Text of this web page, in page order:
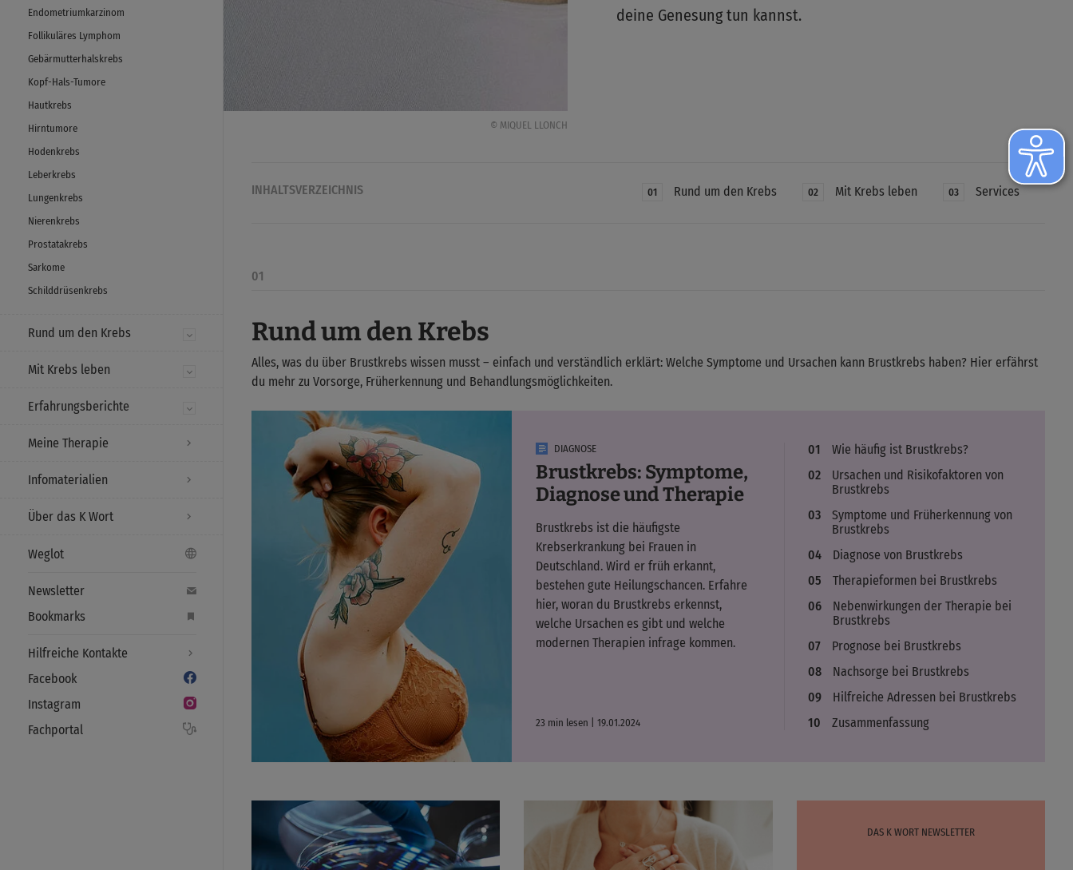
Endometriumkarzinom
Follikuläres Lymphom
Gebärmutterhalskrebs
Kopf-Hals-Tumore
Hautkrebs
Hirntumore
Hodenkrebs
Leberkrebs
Lungenkrebs
Nierenkrebs
Prostatakrebs
Sarkome
Schilddrüsenkrebs
Rund um den Krebs
Mit Krebs leben
Erfahrungsberichte
Meine Therapie
Infomaterialien
Über das K Wort
Weglot
Newsletter
Bookmarks
Hilfreiche Kontakte
Facebook
Instagram
Fachportal
© MIQUEL LLONCH
deine Genesung tun kannst.
INHALTSVERZEICHNIS 01 Rund um den Krebs 02 Mit Krebs leben 03 Services
01
Rund um den Krebs
Alles, was du über Brustkrebs wissen musst – einfach und verständlich erklärt: Welche Symptome und Ursachen kann Brustkrebs haben? Hier erfährst
du mehr zu Vorsorge, Früherkennung und Behandlungsmöglichkeiten.
DIAGNOSE
Brustkrebs: Symptome,
Diagnose und Therapie
Brustkrebs ist die häufigste
Krebserkrankung bei Frauen in
Deutschland. Wird er früh erkannt,
bestehen gute Heilungschancen. Erfahre
hier, woran du Brustkrebs erkennst,
welche Ursachen es gibt und welche
modernen Therapien infrage kommen.
23 min lesen | 19.01.2024
Wie häufig ist Brustkrebs?
Ursachen und Risikofaktoren von
Brustkrebs
Symptome und Früherkennung von
Brustkrebs
Diagnose von Brustkrebs
Therapieformen bei Brustkrebs
Nebenwirkungen der Therapie bei
Brustkrebs
Prognose bei Brustkrebs
Nachsorge bei Brustkrebs
Hilfreiche Adressen bei Brustkrebs
Zusammenfassung
DAS K WORT NEWSLETTER